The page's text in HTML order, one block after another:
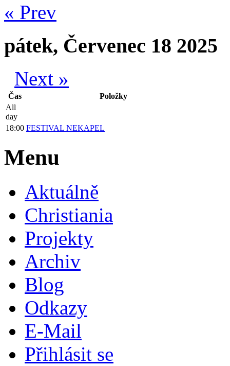
« Prev
pátek, Červenec 18 2025
Next »
Čas
Položky
All
day
18:00 FESTIVAL NEKAPEL
Menu
Aktuálně
Christiania
Projekty
Archiv
Blog
Odkazy
E-Mail
Přihlásit se